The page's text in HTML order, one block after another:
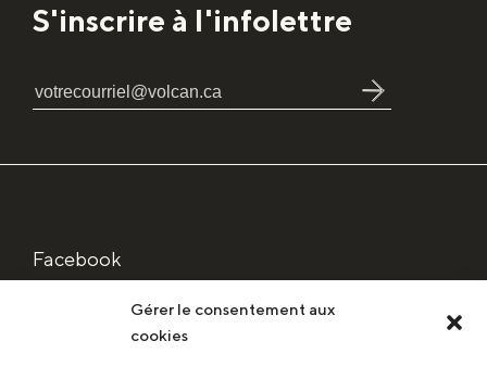
Gérer le consentement aux
cookies
S'inscrire à l'infolettre
Facebook